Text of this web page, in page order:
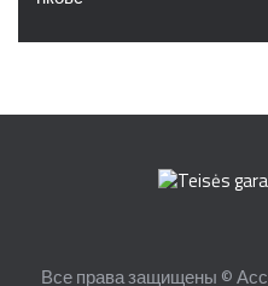
Все права защищены ©